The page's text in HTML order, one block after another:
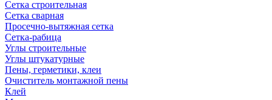
Сетка строительная
Сетка сварная
Просечно-вытяжная сетка
Сетка-рабица
Углы строительные
Углы штукатурные
Пены, герметики, клеи
Очиститель монтажной пены
Клей